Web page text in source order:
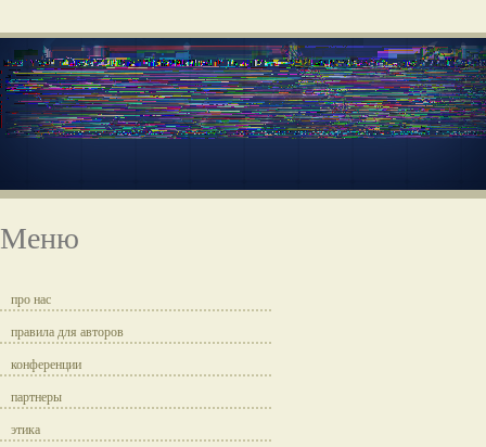
Меню
про нас
правила для авторов
конференции
партнеры
этика